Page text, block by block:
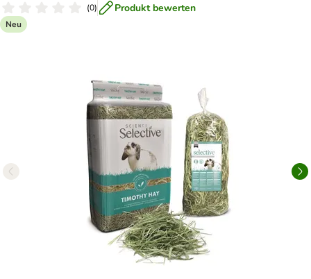
(0) Produkt bewerten
Neu